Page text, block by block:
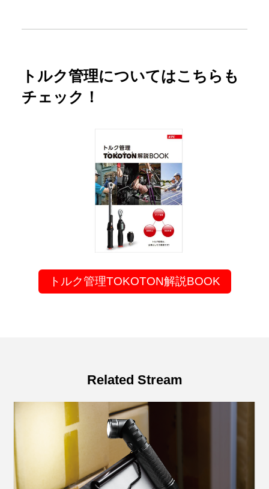
トルク管理についてはこちらも
チェック！
トルク管理TOKOTON解説BOOK
Related Stream